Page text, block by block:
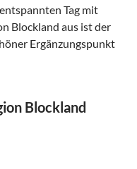
Tag mit
Blockland aus ist der
Ergänzungspunkt
Blockland